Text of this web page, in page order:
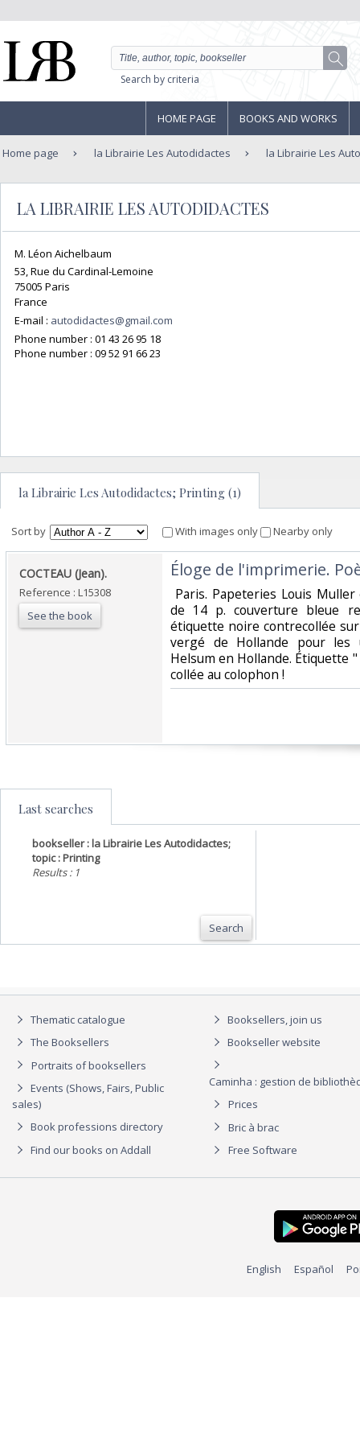
Search by criteria
HOME PAGE BOOKS AND WORKS
Home page la Librairie Les Autodidactes la Librairie Les
LA LIBRAIRIE LES AUTODIDACTES
M. Léon Aichelbaum
53, Rue du Cardinal-Lemoine
75005 Paris
France
E-mail : autodidactes@gmail.com
Phone number : 01 43 26 95 18
Phone number : 09 52 91 66 23
la Librairie Les Autodidactes; Printing (1)
Sort by With images only Nearby only
‎COCTEAU (Jean).‎
Reference : L15308
See the book
‎Éloge de l'imprimerie.
Paris. Papeteries Louis
de 14 p. couverture bleue
étiquette noire contrecollée
vergé de Hollande pour les
Helsum en Hollande. Étiquette
collée au colophon ! ‎
Last searches
bookseller : la Librairie Les Autodidactes;
topic : Printing
Results : 1
Search
Thematic catalogue
The Booksellers
Portraits of booksellers
Events (Shows, Fairs, Public
sales)
Book professions directory
Find our books on Addall
Booksellers, join us
Bookseller website
Caminha : gestion de
Prices
Bric à brac
Free Software
English Español